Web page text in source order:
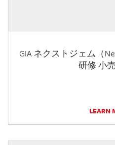
GIA ネクストジェム（
研修 小
LEARN